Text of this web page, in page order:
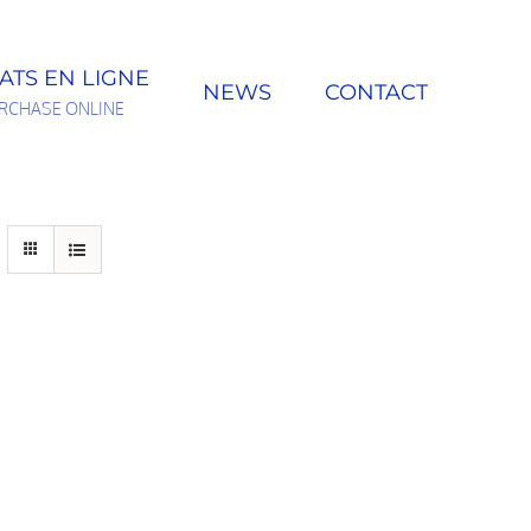
EN LIGNE
ONLINE
NEWS CONTACT